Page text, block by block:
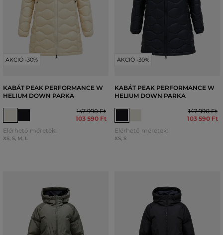
AKCIÓ -30%
KABÁT PEAK PERFORMANCE W
HELIUM DOWN PARKA
147 990 Ft
103 590 Ft
Elérhető méretek:
XS, S, M, L
AKCIÓ -30%
KABÁT PEAK PERFORMANCE W
HELIUM DOWN PARKA
147 990 Ft
103 590 Ft
Elérhető méretek:
XS, S